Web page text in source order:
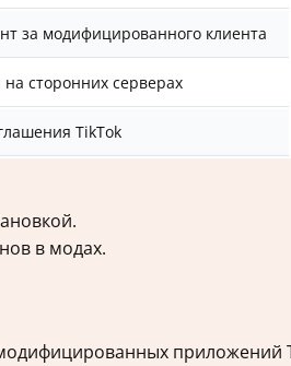
за модифицированного клиента
сторонних серверах
TikTok
в модах.
приложений